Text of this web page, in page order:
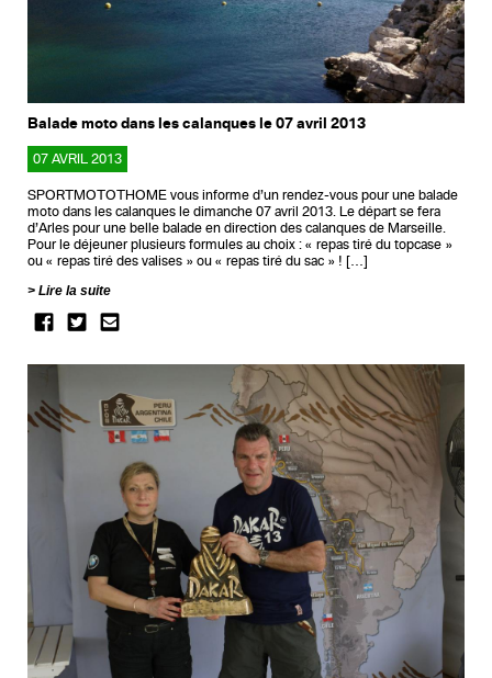
Balade moto dans les calanques le 07 avril 2013
07 AVRIL 2013
SPORTMOTOTHOME vous informe d’un rendez-vous pour une balade
moto dans les calanques le dimanche 07 avril 2013. Le départ se fera
d’Arles pour une belle balade en direction des calanques de Marseille.
Pour le déjeuner plusieurs formules au choix : « repas tiré du topcase »
ou « repas tiré des valises » ou « repas tiré du sac » ! […]
Lire la suite